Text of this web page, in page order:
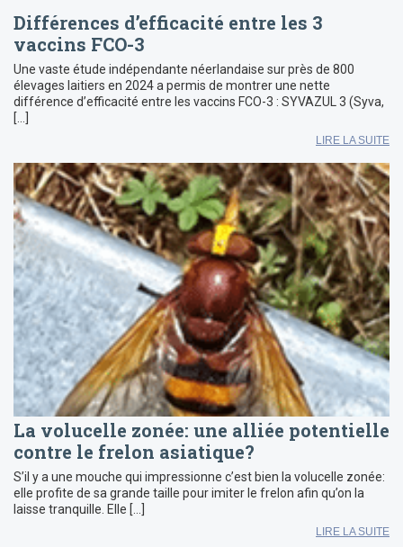
Différences d’efficacité entre les 3
vaccins FCO-3
Une vaste étude indépendante néerlandaise sur près de 800
élevages laitiers en 2024 a permis de montrer une nette
différence d’efficacité entre les vaccins FCO-3 : SYVAZUL 3 (Syva,
[…]
LIRE LA SUITE
La volucelle zonée: une alliée potentielle
contre le frelon asiatique?
S’il y a une mouche qui impressionne c’est bien la volucelle zonée:
elle profite de sa grande taille pour imiter le frelon afin qu’on la
laisse tranquille. Elle […]
LIRE LA SUITE